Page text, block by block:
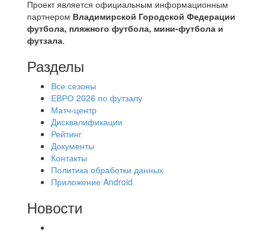
Проект является официальным информационным
партнером Владимирской Городской Федерации
футбола, пляжного футбола, мини-футбола и
футзала.
Разделы
Все сезоны
ЕВРО 2026 по футзалу
Матч-центр
Дисквалификации
Рейтинг
Документы
Контакты
Политика обработки данных
Приложение Android
Новости